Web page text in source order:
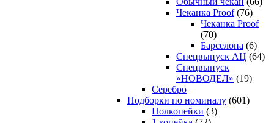
Чеканка Proof(76)
Чеканка Proof
(70)
Барселона (6)
Спецвыпуск АЦ (64)
Спецвыпуск
«НОВОДЕЛ» (19)
Серебро
Подборки по номиналу (601)
Полкопейки (3)